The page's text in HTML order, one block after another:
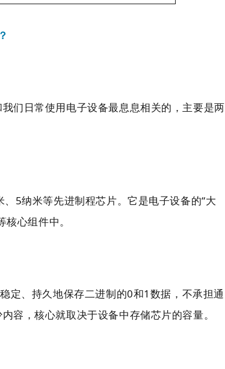
们日常使用电子设备最息息相关的，主要是两
5纳米等先进制程芯片。它是电子设备的“大
心组件中。
稳定、持久地保存二进制的0和1数据 ，不承担通
容，核心就取决于设备中存储芯片的容量。